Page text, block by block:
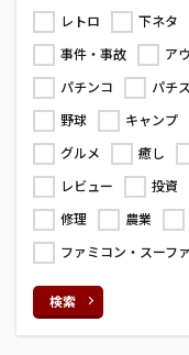
レトロ 下ネタ
事件・事故
ア
パチンコ
パチ
野球
キャンプ
グルメ
癒し
レビュー
投資
修理
農業
ファミコン・スーフ
検索